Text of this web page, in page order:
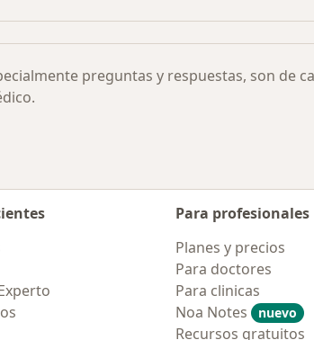
preguntas y respuestas, son de
Para profesionales
Planes y precios
Para doctores
Para clinicas
Noa Notes
nuevo
Recursos gratuitos